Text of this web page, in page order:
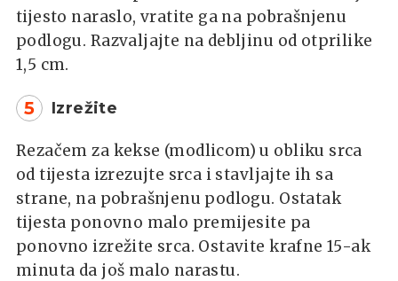
tijesto naraslo, vratite ga na pobrašnjenu
podlogu. Razvaljajte na debljinu od otprilike
1,5 cm.
5 Izrežite
Rezačem za kekse (modlicom) u obliku srca
od tijesta izrezujte srca i stavljajte ih sa
strane, na pobrašnjenu podlogu. Ostatak
tijesta ponovno malo premijesite pa
ponovno izrežite srca. Ostavite krafne 15-ak
minuta da još malo narastu.